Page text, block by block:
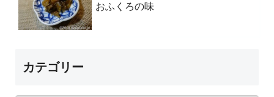
おふくろの味
カテゴリー